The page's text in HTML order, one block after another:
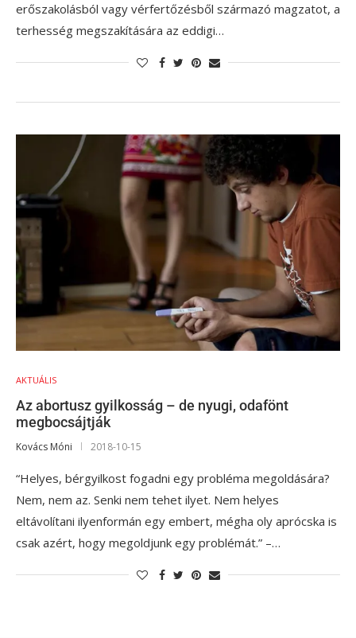
erőszakolásból vagy vérfertőzésből származó magzatot, a
terhesség megszakítására az eddigi…
AKTUÁLIS
Az abortusz gyilkosság – de nyugi, odafönt
megbocsájtják
Kovács Móni 2018-10-15
“Helyes, bérgyilkost fogadni egy probléma megoldására?
Nem, nem az. Senki nem tehet ilyet. Nem helyes
eltávolítani ilyenformán egy embert, mégha oly aprócska is
csak azért, hogy megoldjunk egy problémát.” –…